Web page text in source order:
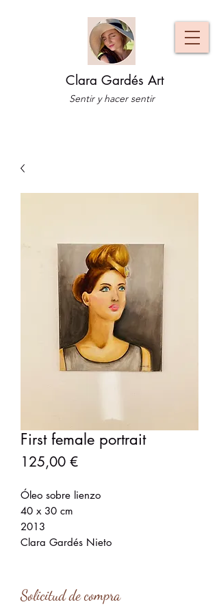
Clara Gardés Art
Sentir y hacer sentir
First female portrait
125,00 €Precio
Óleo sobre lienzo
40 x 30 cm
2013
Clara Gardés Nieto
Solicitud de compra